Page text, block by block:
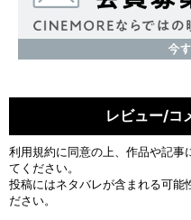
レビュー/コ
利用規約に同意の上、作品や記事
てください。
投稿にはネタバレが含まれる可能
ださい。